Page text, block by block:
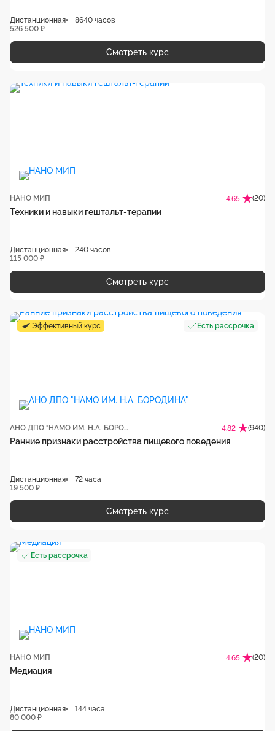
Дистанционная
8640 часов
526 500 ₽
Смотреть курс
НАНО МИП 4.65 (20)
Техники и навыки гештальт-терапии
Дистанционная
240 часов
115 000 ₽
Смотреть курс
Эффективный курс Есть рассрочка
АНО ДПО "НАМО ИМ. Н.А. БОРОДИНА" 4.82 (940)
Ранние признаки расстройства пищевого поведения
Дистанционная
72 часа
19 500 ₽
Смотреть курс
Есть рассрочка
НАНО МИП 4.65 (20)
Медиация
Дистанционная
144 часа
80 000 ₽